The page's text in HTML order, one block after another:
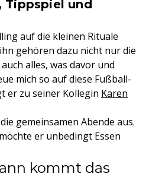
Tippspiel und
auf die kleinen Rituale
gehören dazu nicht nur die
alles, was davor und
mich so auf diese Fußball-
er zu seiner Kollegin Karen
gemeinsamen Abende aus.
er unbedingt Essen
kommt das